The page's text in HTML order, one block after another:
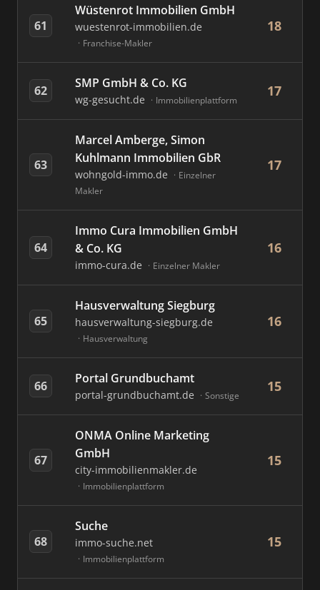
61
Wüstenrot Immobilien GmbH
wuestenrot-immobilien.de
Franchise-Makler
18
62 SMP GmbH & Co. KG
wg-gesucht.de Immobilienplattform
17
63
Marcel Amberge, Simon
Kuhlmann Immobilien GbR
wohngold-immo.de
Einzelner
Makler
17
64
Immo Cura Immobilien GmbH
& Co. KG
immo-cura.de Einzelner Makler
16
65
Hausverwaltung Siegburg
hausverwaltung-siegburg.de
Hausverwaltung
16
66 Portal Grundbuchamt
portal-grundbuchamt.de Sonstige
15
67
ONMA Online Marketing
GmbH
city-immobilienmakler.de
Immobilienplattform
15
68
Suche
immo-suche.net
Immobilienplattform
15